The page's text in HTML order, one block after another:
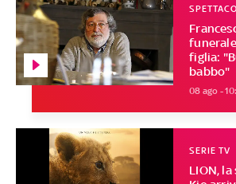
funerale
figlia:
babbo"
08 ago -
LION,
SERIE TV